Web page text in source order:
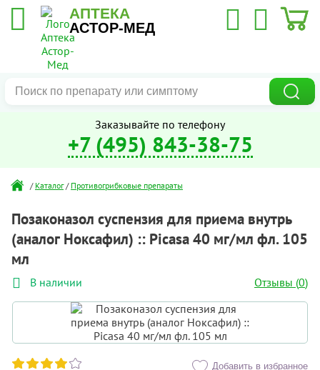
АПТЕКА
АСТОР-МЕД
Заказывайте по телефону
+7 (495) 843-38-75
/ Каталог / Противогрибковые препараты
Позаконазол суспензия для приема внутрь
(аналог Ноксафил) :: Picasa 40 мг/мл фл. 105
мл
В наличии Отзывы (0)
Добавить в избранное